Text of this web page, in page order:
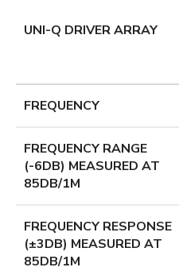
input is also included for
phono preamp.
UNI-Q DRIVER ARRAY
FREQUENCY
FREQUENCY RANGE
(-6DB) MEASURED AT
85DB/1M
FREQUENCY RESPONSE
(±3DB) MEASURED AT
85DB/1M